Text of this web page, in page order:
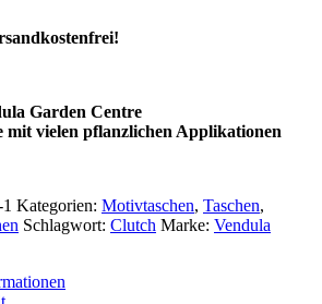
Garden Centre
mit vielen pflanzlichen Applikationen
Kategorien: Motivtaschen, Taschen,
Schlagwort: Clutch Marke: Vendula